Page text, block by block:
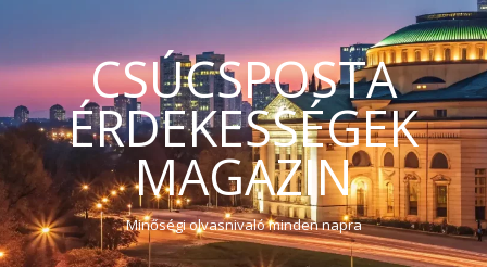
CSÚCSPOSTA
ÉRDEKESSÉGEK
MAGAZIN
Minőségi olvasnivaló minden napra